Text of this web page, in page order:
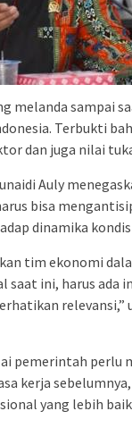
melanda sampai
Terbukti
dan juga nilai
Auly
bisa
dinamika
tim ekonomi
ini, harus ada
relevansi,”
pemerintah perlu
kerja
yang lebih